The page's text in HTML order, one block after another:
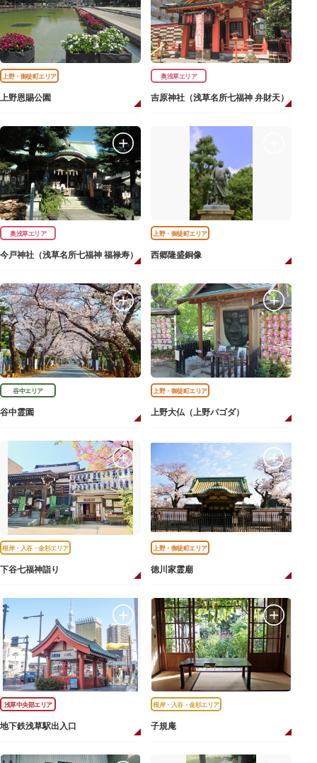
上野・御徒町エリア
上野恩賜公園
奥浅草エリア
吉原神社（浅草名所七福神 弁財天）
奥浅草エリア
今戸神社（浅草名所七福神 福禄寿）
上野・御徒町エリア
西郷隆盛銅像
谷中エリア
谷中霊園
上野・御徒町エリア
上野大仏（上野パゴダ）
根岸・入谷・金杉エリア
下谷七福神詣り
上野・御徒町エリア
徳川家霊廟
浅草中央部エリア
地下鉄浅草駅出入口
根岸・入谷・金杉エリア
子規庵